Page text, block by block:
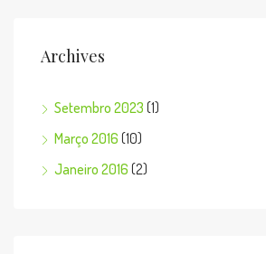
Archives
Setembro 2023 (1)
Março 2016 (10)
Janeiro 2016 (2)